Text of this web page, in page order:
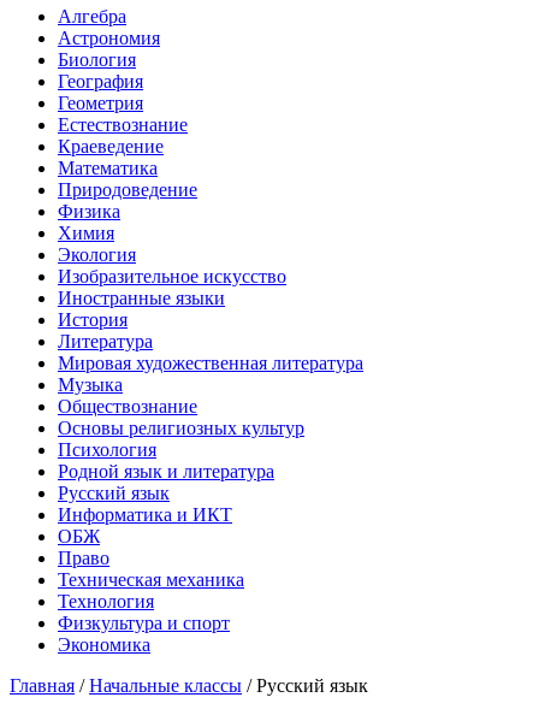
Алгебра
Астрономия
Биология
География
Геометрия
Естествознание
Краеведение
Математика
Природоведение
Физика
Химия
Экология
Изобразительное искусство
Иностранные языки
История
Литература
Мировая художественная литература
Музыка
Обществознание
Основы религиозных культур
Психология
Родной язык и литература
Русский язык
Информатика и ИКТ
ОБЖ
Право
Техническая механика
Технология
Физкультура и спорт
Экономика
Главная /Начальные классы /Русский язык